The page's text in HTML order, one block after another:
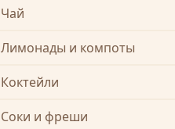
Чай
Лимонады и компоты
Коктейли
Соки и фреши